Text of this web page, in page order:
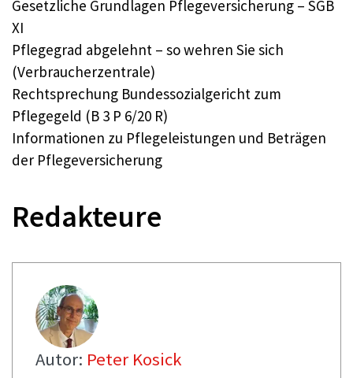
Gesetzliche Grundlagen Pflegeversicherung – SGB
XI
Pflegegrad abgelehnt – so wehren Sie sich
(Verbraucherzentrale)
Rechtsprechung Bundessozialgericht zum
Pflegegeld (B 3 P 6/20 R)
Informationen zu Pflegeleistungen und Beträgen
der Pflegeversicherung
Redakteure
Autor: Peter Kosick